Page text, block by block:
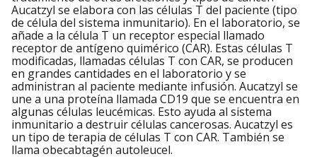
Aucatzyl se elabora con las células T del paciente (tipo
de célula del sistema inmunitario). En el laboratorio, se
añade a la célula T un receptor especial llamado
receptor de antígeno quimérico (CAR). Estas células T
modificadas, llamadas células T con CAR, se producen
en grandes cantidades en el laboratorio y se
administran al paciente mediante infusión. Aucatzyl se
une a una proteína llamada CD19 que se encuentra en
algunas células leucémicas. Esto ayuda al sistema
inmunitario a destruir células cancerosas. Aucatzyl es
un tipo de terapia de células T con CAR. También se
llama obecabtagén autoleucel.